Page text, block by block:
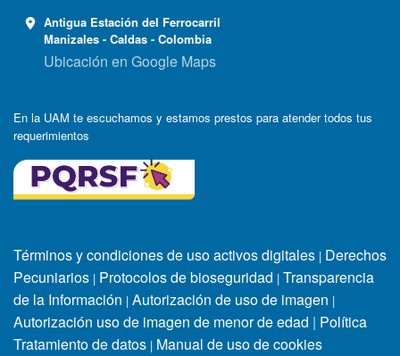
Antigua Estación del Ferrocarril
Manizales - Caldas - Colombia
Ubicación en Google Maps
En la UAM te escuchamos y estamos prestos para atender todos tus
requerimientos
Términos y condiciones de uso activos digitales | Derechos
Pecuniarios | Protocolos de bioseguridad | Transparencia
de la Información | Autorización de uso de imagen |
Autorización uso de imagen de menor de edad | Política
Tratamiento de datos | Manual de uso de cookies